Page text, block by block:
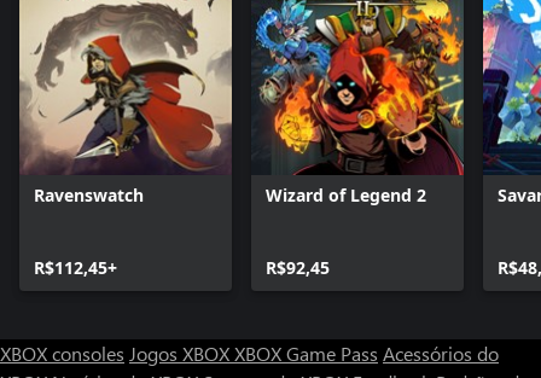
Ravenswatch
R$112,45+
Wizard of Legend 2
R$92,45
XBOX consoles Jogos XBOXXBOX Game Pass Acessórios do